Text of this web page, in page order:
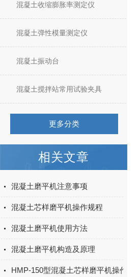
混凝土收缩膨胀率测定仪
混凝土弹性模量测定仪
混凝土振动台
混凝土搅拌站常用试验夹具
更多分类
相关文章
混凝土磨平机注意事项
混凝土芯样磨平机操作规程
混凝土磨平机使用方法
混凝土磨平机构造及原理
HMP-150型混凝土芯样磨平机操作规程